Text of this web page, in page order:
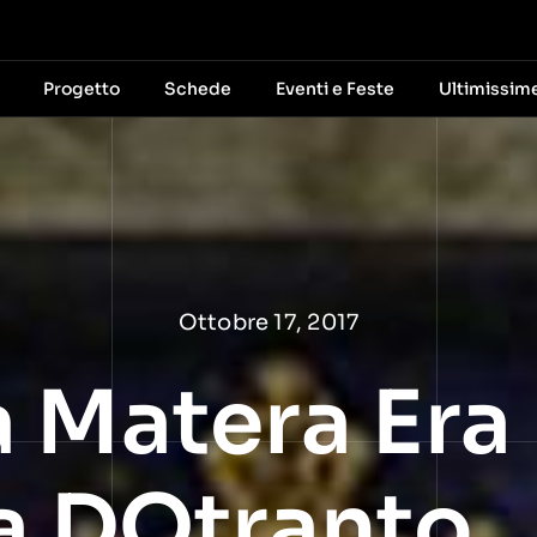
Progetto Schede Eventi e Feste
Ottobre 17, 2017
Matera